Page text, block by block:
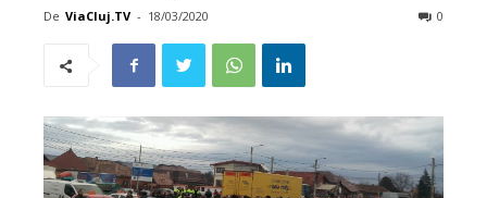
De ViaCluj.TV - 18/03/2020 0